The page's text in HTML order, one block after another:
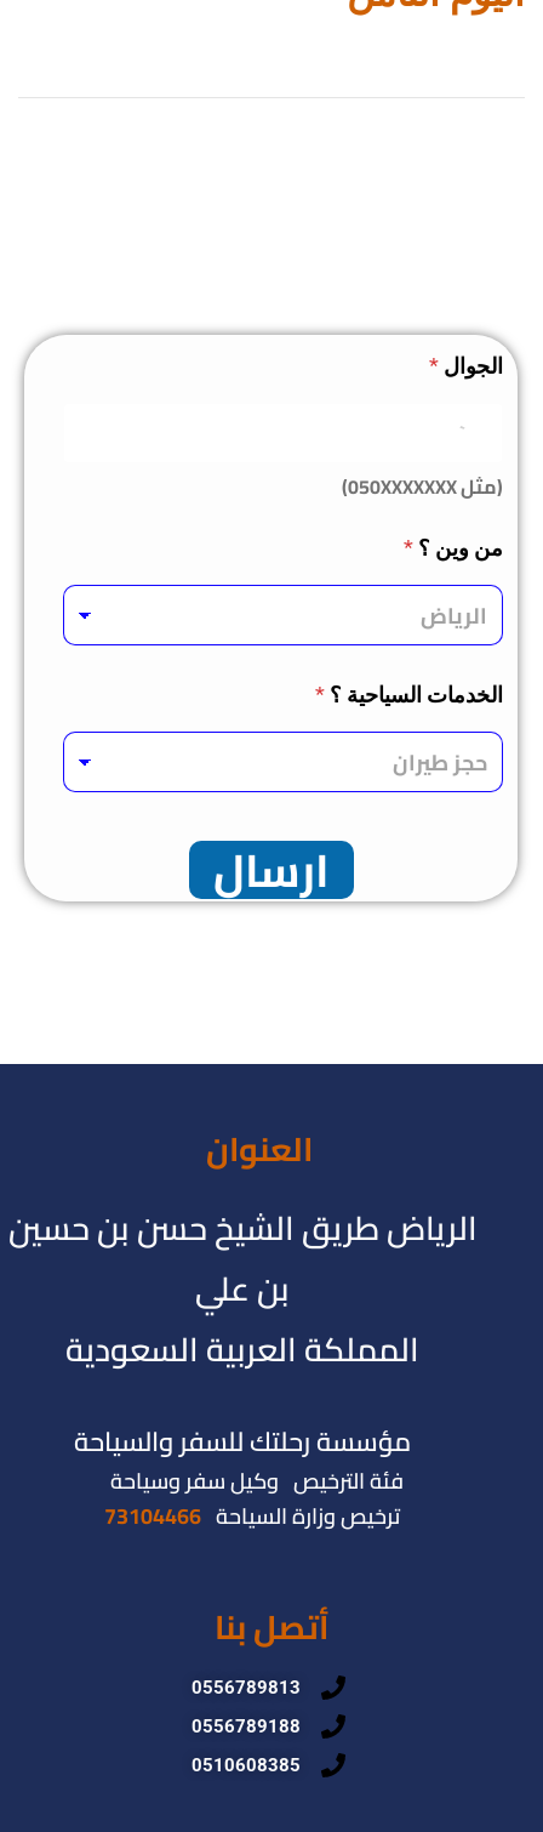
الجوال *
(مثل 050XXXXXXX)
من وين ؟ *
الخدمات السياحية ؟ *
ارسال
العنوان
الرياض طريق الشيخ حسن بن حسين
بن علي
المملكة العربية السعودية
مؤسسة رحلتك للسفر والسياحة
فئة الترخيص وكيل سفر وسياحة
ترخيص وزارة السياحة 73104466
أتصل بنا
0556789813
0556789188
0510608385